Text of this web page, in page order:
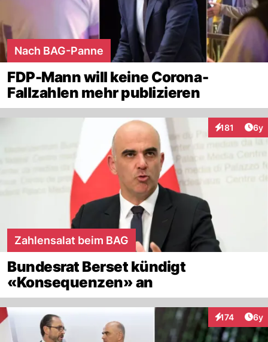
Nach BAG-Panne
FDP-Mann will keine Corona-
Fallzahlen mehr publizieren
181
Interaktionen
6y
Zahlensalat beim BAG
Bundesrat Berset kündigt
«Konsequenzen» an
174
Interaktionen
6y